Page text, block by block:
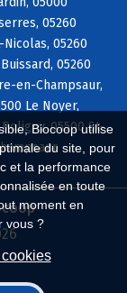
Biocoop utilise
du site, pour
et la performance
en toute
moment en
vous ?
05260
Nicolas, 05260
05260
en-Champsaur,
Le Noyer,
05500 St-